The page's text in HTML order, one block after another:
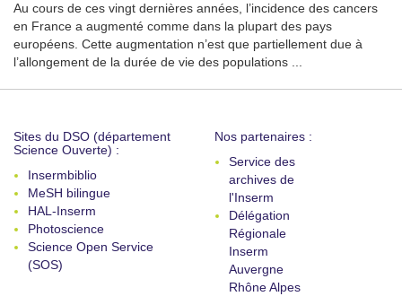
Au cours de ces vingt dernières années, l’incidence des cancers
en France a augmenté comme dans la plupart des pays
européens. Cette augmentation n’est que partiellement due à
l’allongement de la durée de vie des populations ...
Sites du DSO (département
Science Ouverte) :
Insermbiblio
MeSH bilingue
HAL-Inserm
Photoscience
Science Open Service
(SOS)
Nos partenaires :
Service des
archives de
l'Inserm
Délégation
Régionale
Inserm
Auvergne
Rhône Alpes